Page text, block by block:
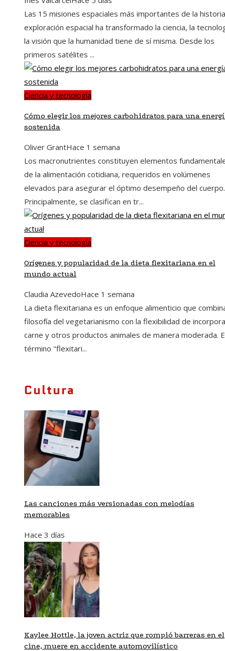
Las 15 misiones espaciales más importantes de la
exploración espacial ha transformado la ciencia, la
la visión que la humanidad tiene de sí misma. Desde los
primeros satélites ...
Ciencia y tecnología
Cómo elegir los mejores carbohidratos para una
sostenida
Oliver GrantHace 1 semana
Los macronutrientes constituyen elementos
de la alimentación cotidiana, requeridos en volúmenes
elevados para asegurar el óptimo desempeño del cuerpo.
Principalmente, se clasifican en tr...
Ciencia y tecnología
Orígenes y popularidad de la dieta flexitariana en el
mundo actual
Claudia AzevedoHace 1 semana
La dieta flexitariana es un enfoque alimenticio que
filosofía del vegetarianismo con la flexibilidad de
carne y otros productos animales de manera moderada.
término "flexitari...
Cultura
Las canciones más versionadas con melodías
memorables
Hace 3 días
Kaylee Hottle, la joven actriz que rompió barreras en el
cine, muere en accidente automovilístico